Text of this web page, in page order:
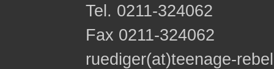
Tel. 0211-324062
Fax 0211-324062
ruediger(at)teenage-